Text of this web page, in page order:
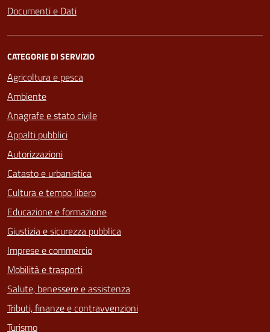
Documenti e Dati
CATEGORIE DI SERVIZIO
Agricoltura e pesca
Ambiente
Anagrafe e stato civile
Appalti pubblici
Autorizzazioni
Catasto e urbanistica
Cultura e tempo libero
Educazione e formazione
Giustizia e sicurezza pubblica
Imprese e commercio
Mobilità e trasporti
Salute, benessere e assistenza
Tributi, finanze e contravvenzioni
Turismo